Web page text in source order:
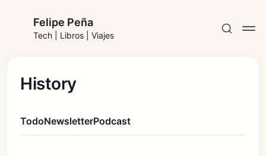
Felipe Peña
Tech | Libros | Viajes
History
TodoNewsletterPodcast